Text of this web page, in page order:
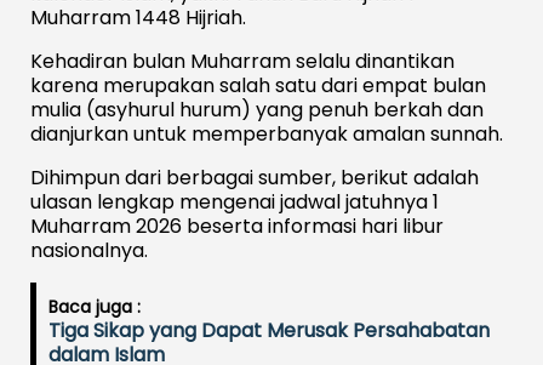
Muharram 1448 Hijriah.
Kehadiran bulan Muharram selalu dinantikan
karena merupakan salah satu dari empat bulan
mulia (asyhurul hurum) yang penuh berkah dan
dianjurkan untuk memperbanyak amalan sunnah.
Dihimpun dari berbagai sumber, berikut adalah
ulasan lengkap mengenai jadwal jatuhnya 1
Muharram 2026 beserta informasi hari libur
nasionalnya.
Baca juga :
Tiga Sikap yang Dapat Merusak Persahabatan
dalam Islam